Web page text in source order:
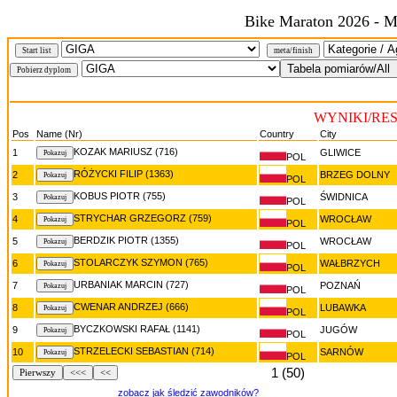
Bike Maraton 2026 -
Start list meta/finish
WYNIKI/
Pos Name (Nr) Country
City
1
KOZAK MARIUSZ (716) POL GLIWICE
2 RÓŻYCKI FILIP (1363) POL BRZEG DOLNY
3 KOBUS PIOTR (755) POL ŚWIDNICA
4 STRYCHAR GRZEGORZ (759) POL WROCŁAW
5 BERDZIK PIOTR (1355) POL WROCŁAW
6 STOLARCZYK SZYMON (765) POL WAŁBRZYCH
7 URBANIAK MARCIN (727) POL POZNAŃ
8 CWENAR ANDRZEJ (666) POL LUBAWKA
9 BYCZKOWSKI RAFAŁ (1141) POL JUGÓW
10 STRZELECKI SEBASTIAN (714) POL SARNÓW
Pierwszy <<< << 1 (50)
zobacz jak śledzić zawodników?